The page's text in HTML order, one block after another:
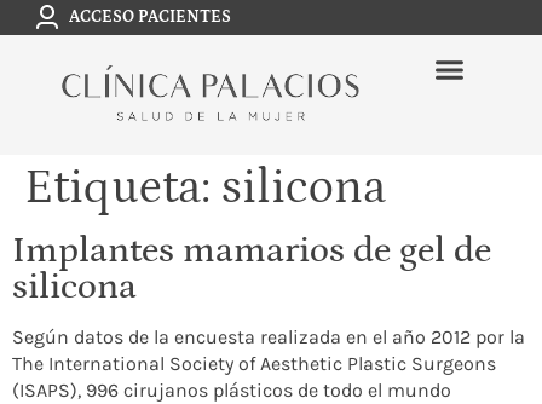
ACCESO PACIENTES
Etiqueta: silicona
Implantes mamarios de gel de
silicona
Según datos de la encuesta realizada en el año 2012 por la
The International Society of Aesthetic Plastic Surgeons
(ISAPS), 996 cirujanos plásticos de todo el mundo